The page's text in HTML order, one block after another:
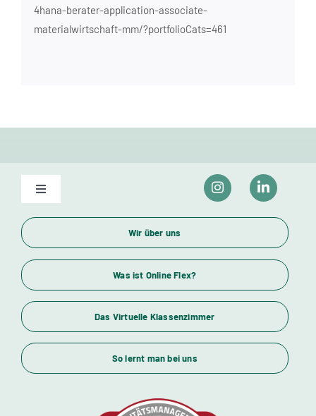
4hana-berater-application-associate-
materialwirtschaft-mm/?portfolioCats=461
Toggle
Unser Bildungsangebot
Wirtschaftsfachwirte und Industriemeister
Themenübersicht
Wir über uns
Was ist Online Flex?
Das Virtuelle Klassenzimmer
So lernt man bei uns